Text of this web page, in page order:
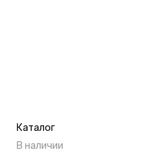
Каталог
В наличии